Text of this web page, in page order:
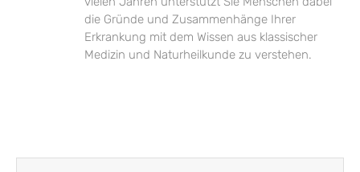
die Gründe und Zusammenhänge Ihrer
Erkrankung mit dem Wissen aus klassischer
Medizin und Naturheilkunde zu verstehen.